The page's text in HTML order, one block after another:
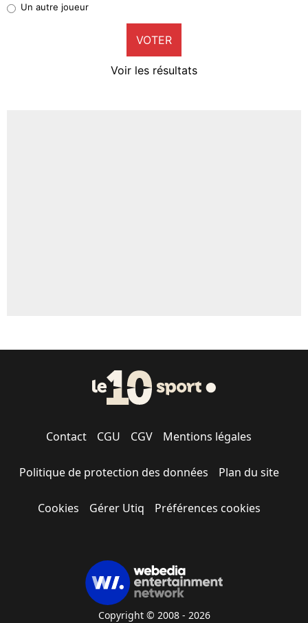
9%
Un autre joueur
VOTER
Voir les résultats
Contact CGU CGV Mentions légales
Politique de protection des données Plan du site
Cookies Gérer Utiq Préférences cookies
Copyright © 2008 - 2026